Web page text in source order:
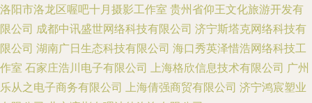
洛阳市洛龙区喔吧十月摄影工作室 贵州省仰王文化旅游开发有
限公司 成都中讯盛世网络科技有限公司 济宁斯塔克网络科技有
限公司 湖南广日生态科技有限公司 海口秀英泽惜浩网络科技工
作室 石家庄浩川电子有限公司 上海格欣信息技术有限公司 广州
乐从之电子商务有限公司 上海倩强商贸有限公司 济宁鸿宸塑业